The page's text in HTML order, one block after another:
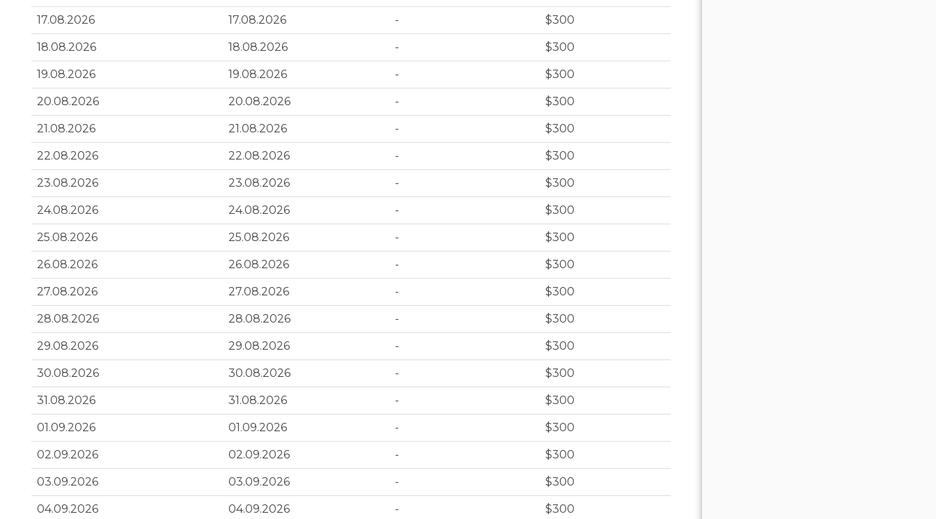
17.08.2026 17.08.2026 - $300
18.08.2026 18.08.2026 - $300
19.08.2026 19.08.2026 - $300
20.08.2026 20.08.2026 - $300
21.08.2026 21.08.2026 - $300
22.08.2026 22.08.2026 - $300
23.08.2026 23.08.2026 - $300
24.08.2026 24.08.2026 - $300
25.08.2026 25.08.2026 - $300
26.08.2026 26.08.2026 - $300
27.08.2026 27.08.2026 - $300
28.08.2026 28.08.2026 - $300
29.08.2026 29.08.2026 - $300
30.08.2026 30.08.2026 - $300
31.08.2026 31.08.2026 - $300
01.09.2026 01.09.2026 - $300
02.09.2026 02.09.2026 - $300
03.09.2026 03.09.2026 - $300
04.09.2026 04.09.2026 - $300